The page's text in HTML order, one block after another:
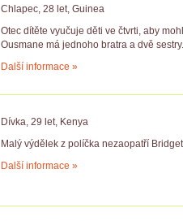
Chlapec, 28 let, Guinea
Otec dítěte vyučuje děti ve čtvrti, aby
Ousmane má jednoho bratra a dvě sestry.
Další informace »
Dívka, 29 let, Kenya
Malý výdělek z políčka nezaopatří
Další informace »